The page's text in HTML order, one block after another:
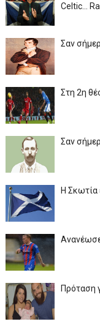
Celtic...
Σαν
Στη 2η
Σαν
Η Σκωτία
Πρόταση